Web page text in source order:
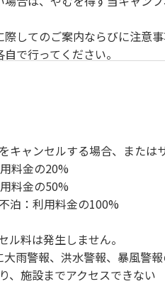
際してのご案内ならびに注意事
で行ってください。
車で移動する場合は徐行運転
のゴミ袋に分別した上で、
につきましては鎮火を確認
及びその関係者ならびに公
により建造物、家具、備品
車場を含む）での事故や盗
場合は、必ずエンジンを停止
惑になりますので、21時～
棟に返却してください。
の同伴はご遠慮願います。（
煙所はございません。他の
キャンセルする場合、または
料金の20%
料金の50%
泊：利用料金の100%
ル料は発生しません。
雨警報、洪水警報、暴風警
、施設までアクセスできない